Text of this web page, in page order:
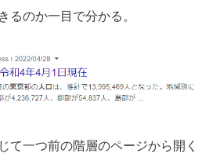
るのか一目で分かる。
て一つ前の階層のページから開く